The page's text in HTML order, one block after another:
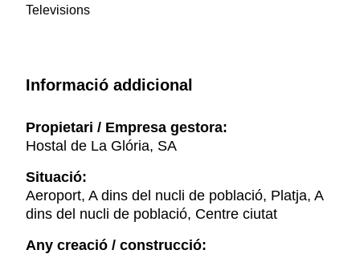
Televisions
Informació addicional
Propietari / Empresa gestora:
Hostal de La Glória, SA
Situació:
Aeroport, A dins del nucli de població, Platja, A
dins del nucli de població, Centre ciutat
Any creació / construcció: